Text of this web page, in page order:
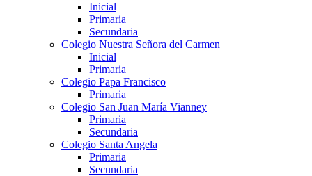
Inicial
Primaria
Secundaria
Colegio Nuestra Señora del Carmen
Inicial
Primaria
Colegio Papa Francisco
Primaria
Colegio San Juan María Vianney
Primaria
Secundaria
Colegio Santa Angela
Primaria
Secundaria